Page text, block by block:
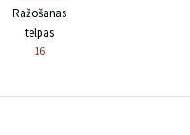
Ražošanas
telpas
16